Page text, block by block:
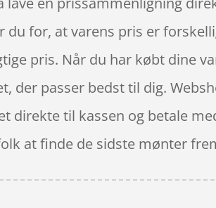
du for, at varens pris er
pris. Når du har købt dine
der passer bedst til dig.
direkte til kassen og betale
at finde de sidste mønter